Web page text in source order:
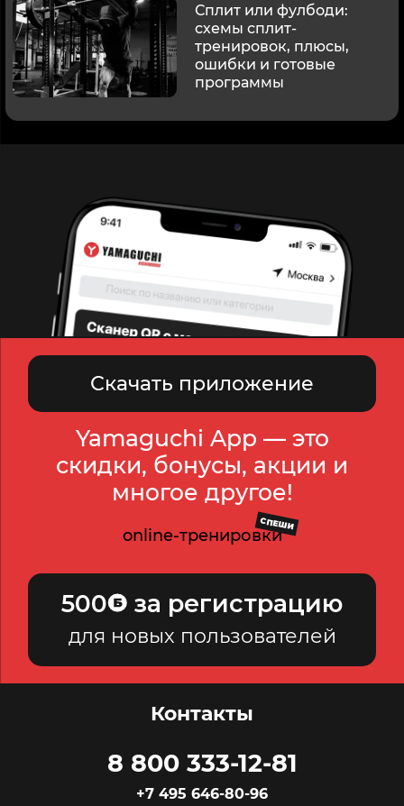
Сплит или фулбоди:
схемы сплит-
тренировок, плюсы,
ошибки и готовые
программы
Скачать приложение
Yamaguchi App — это
скидки, бонусы, акции и
многое другое!
online-тренировки
СПЕШИ
500 за регистрацию
для новых пользователей
Контакты
8 800 333-12-81
+7 495 646-80-96